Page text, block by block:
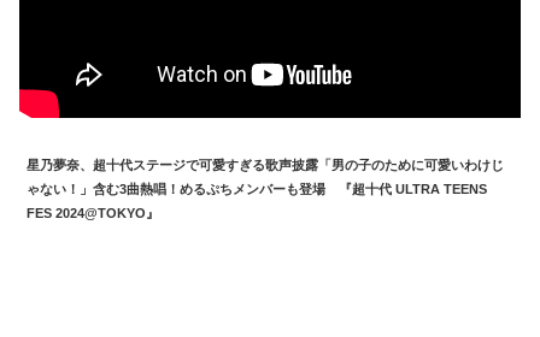
星乃夢奈、超十代ステージで可愛すぎる歌声披露「男の子のために可愛いわけじ
ゃない！」含む3曲熱唱！めるぷちメンバーも登場 『超十代 ULTRA TEENS
FES 2024@TOKYO』